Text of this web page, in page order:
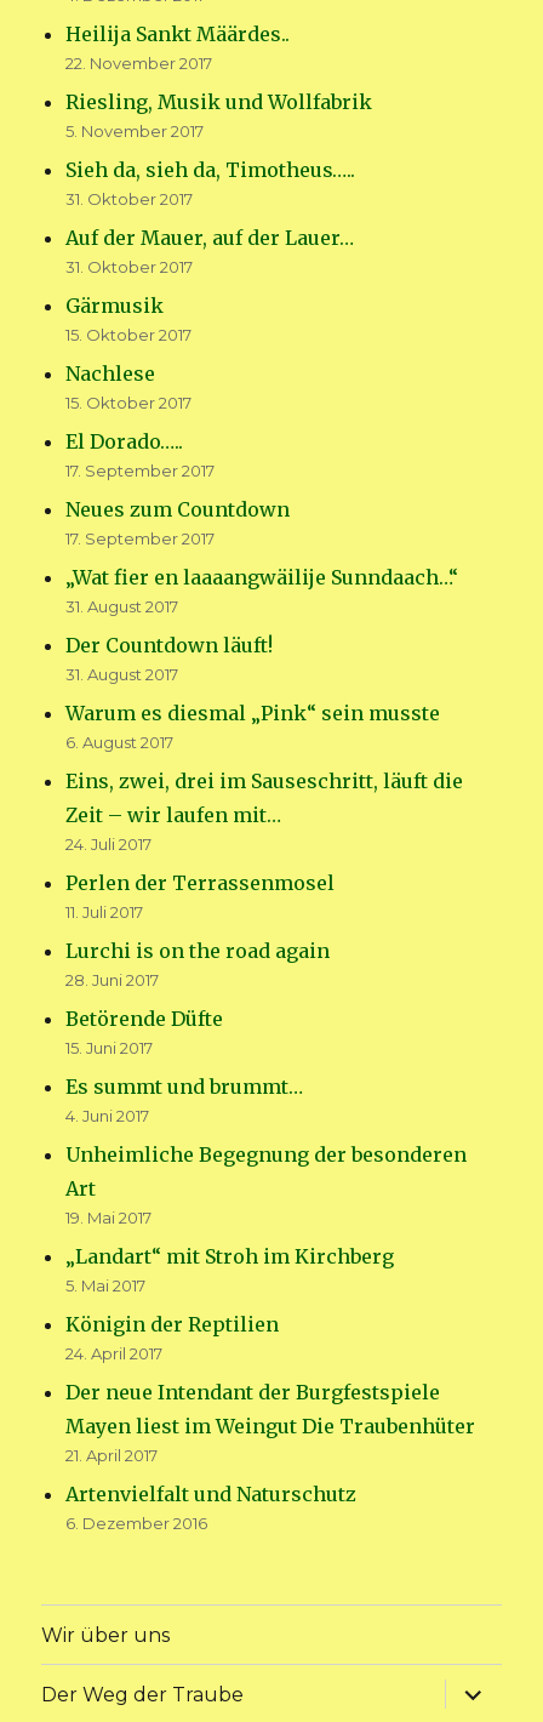
Heilija Sankt Määrdes..
22. November 2017
Riesling, Musik und Wollfabrik
5. November 2017
Sieh da, sieh da, Timotheus…..
31. Oktober 2017
Auf der Mauer, auf der Lauer…
31. Oktober 2017
Gärmusik
15. Oktober 2017
Nachlese
15. Oktober 2017
El Dorado…..
17. September 2017
Neues zum Countdown
17. September 2017
„Wat fier en laaaangwäilije Sunndaach…“
31. August 2017
Der Countdown läuft!
31. August 2017
Warum es diesmal „Pink“ sein musste
6. August 2017
Eins, zwei, drei im Sauseschritt, läuft die
Zeit – wir laufen mit…
24. Juli 2017
Perlen der Terrassenmosel
11. Juli 2017
Lurchi is on the road again
28. Juni 2017
Betörende Düfte
15. Juni 2017
Es summt und brummt…
4. Juni 2017
Unheimliche Begegnung der besonderen
Art
19. Mai 2017
„Landart“ mit Stroh im Kirchberg
5. Mai 2017
Königin der Reptilien
24. April 2017
Der neue Intendant der Burgfestspiele
Mayen liest im Weingut Die Traubenhüter
21. April 2017
Artenvielfalt und Naturschutz
6. Dezember 2016
Wir über uns
Der Weg der Traube